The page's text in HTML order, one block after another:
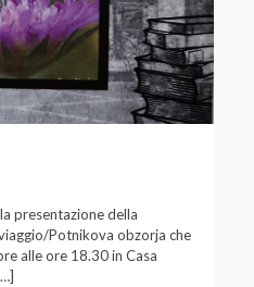
presentazione della
Potnikova obzorja che
alle ore 18.30 in Casa